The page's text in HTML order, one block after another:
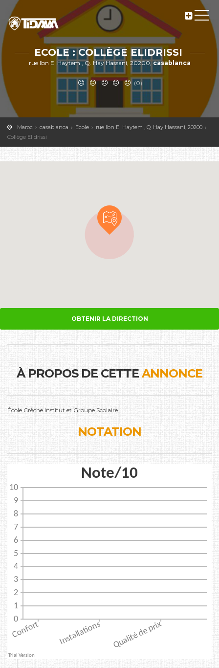
ECOLE : COLLÈGE ELIDRISSI
rue Ibn El Haytem , Q. Hay Hassani, 20200,casablanca
(0)
Maroc casablanca Ecole
rue Ibn El Haytem , Q. Hay Hassani, 20200
Collège ElIdrissi
OBTENIR LA DIRECTION
À PROPOS DE CETTEANNONCE
École Crèche Institut et Groupe Scolaire
NOTATION